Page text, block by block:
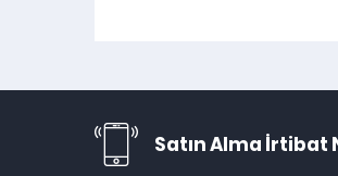
Satın Alma İrtibat